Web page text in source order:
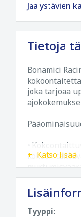
Jaa ystävien
Tietoja
Bonamici
joka tarjoaa
•
kokoon
•
ilmanvastusta
suurella
•
Katso lisää
Tyyppi: